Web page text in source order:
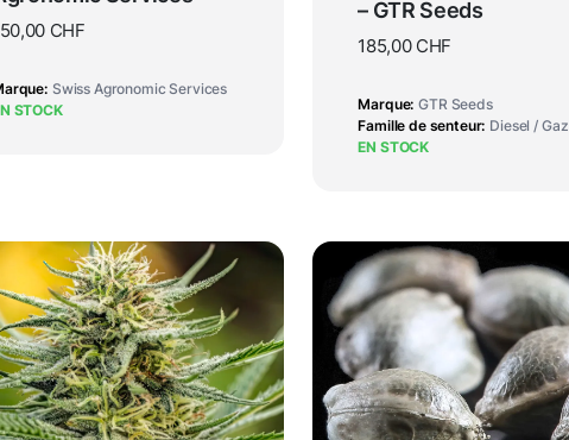
CHF
Swiss Agronomic Services
STOCK
– GTR Seeds
185,00 CHF
Marque GTR Seeds
Famille de senteur Diesel / Gaz
EN STOCK